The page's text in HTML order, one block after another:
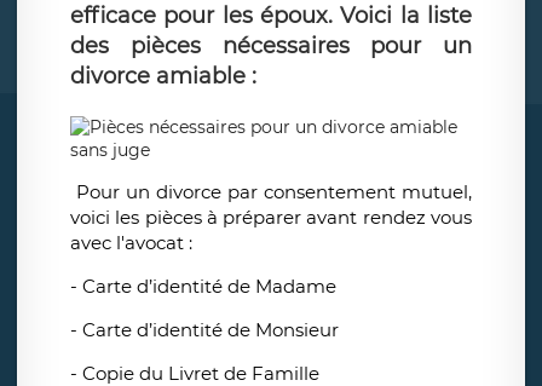
efficace pour les époux. Voici la liste
des pièces nécessaires pour un
divorce amiable :
Pour un divorce par consentement mutuel,
voici les pièces à préparer avant rendez vous
avec l'avocat :
- Carte d’identité de Madame
- Carte d’identité de Monsieur
- Copie du Livret de Famille